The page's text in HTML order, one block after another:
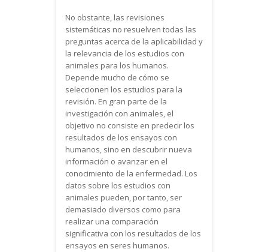
No obstante, las revisiones
sistemáticas no resuelven todas las
preguntas acerca de la aplicabilidad y
la relevancia de los estudios con
animales para los humanos.
Depende mucho de cómo se
seleccionen los estudios para la
revisión. En gran parte de la
investigación con animales, el
objetivo no consiste en predecir los
resultados de los ensayos con
humanos, sino en descubrir nueva
información o avanzar en el
conocimiento de la enfermedad. Los
datos sobre los estudios con
animales pueden, por tanto, ser
demasiado diversos como para
realizar una comparación
significativa con los resultados de los
ensayos en seres humanos.